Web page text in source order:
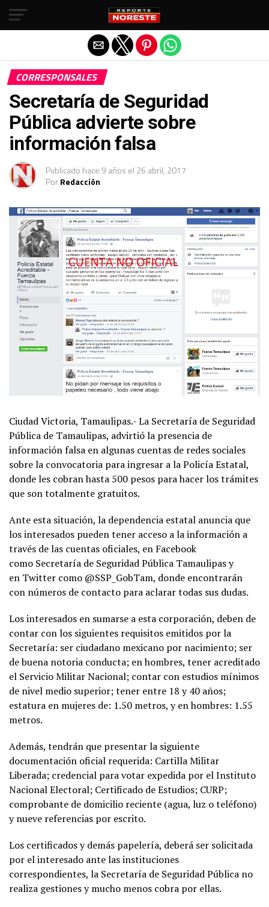
CORRESPONSALES
Secretaría de Seguridad
Pública advierte sobre
información falsa
Publicado hace 9 años el 26 abril, 2017
PorRedacción
Ciudad Victoria, Tamaulipas.- La Secretaría de Seguridad
Pública de Tamaulipas, advirtió la presencia de
información falsa en algunas cuentas de redes sociales
sobre la convocatoria para ingresar a la Policía Estatal,
donde les cobran hasta 500 pesos para hacer los trámites
que son totalmente gratuitos.
Ante esta situación, la dependencia estatal anuncia que
los interesados pueden tener acceso a la información a
través de las cuentas oficiales, en Facebook
como Secretaría de Seguridad Pública Tamaulipas y
en Twitter como @SSP_GobTam, donde encontrarán
con números de contacto para aclarar todas sus dudas.
Los interesados en sumarse a esta corporación, deben de
contar con los siguientes requisitos emitidos por la
Secretaría: ser ciudadano mexicano por nacimiento; ser
de buena notoria conducta; en hombres, tener acreditado
el Servicio Militar Nacional; contar con estudios mínimos
de nivel medio superior; tener entre 18 y 40 años;
estatura en mujeres de: 1.50 metros, y en hombres: 1.55
metros.
Además, tendrán que presentar la siguiente
documentación oficial requerida: Cartilla Militar
Liberada; credencial para votar expedida por el Instituto
Nacional Electoral; Certificado de Estudios; CURP;
comprobante de domicilio reciente (agua, luz o teléfono)
y nueve referencias por escrito.
Los certificados y demás papelería, deberá ser solicitada
por el interesado ante las instituciones
correspondientes, la Secretaría de Seguridad Pública no
realiza gestiones y mucho menos cobra por ellas.
Salir de la versión móvil